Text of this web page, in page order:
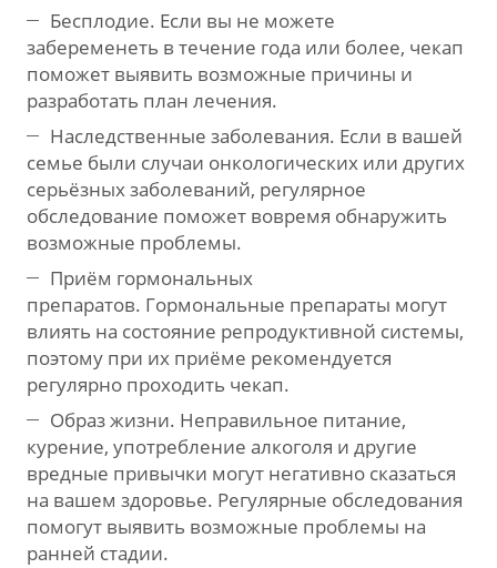
Бесплодие. Если вы не можете
забеременеть в течение года или более, чекап
поможет выявить возможные причины и
разработать план лечения.
Наследственные заболевания. Если в вашей
семье были случаи онкологических или других
серьёзных заболеваний, регулярное
обследование поможет вовремя обнаружить
возможные проблемы.
Приём гормональных
препаратов. Гормональные препараты могут
влиять на состояние репродуктивной системы,
поэтому при их приёме рекомендуется
регулярно проходить чекап.
Образ жизни. Неправильное питание,
курение, употребление алкоголя и другие
вредные привычки могут негативно сказаться
на вашем здоровье. Регулярные обследования
помогут выявить возможные проблемы на
ранней стадии.